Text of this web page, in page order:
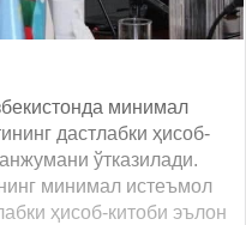
минимал
дастлабки ҳисоб-
ўтказилади.
минимал истеъмол
ҳисоб-китоби эълон